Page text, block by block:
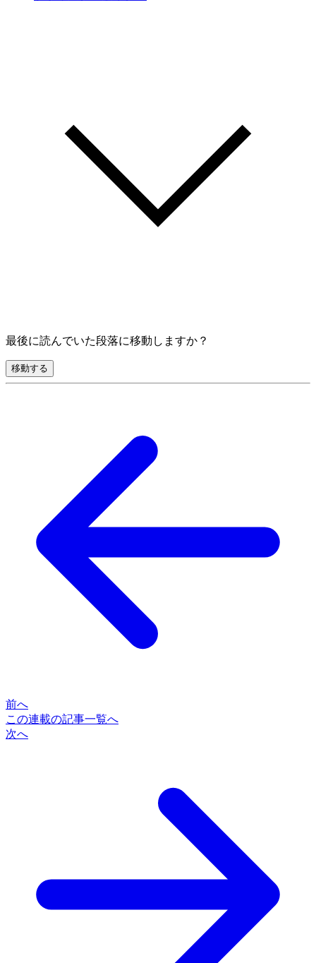
最後に読んでいた段落に移動しますか？
移動する
前へ
この連載の記事一覧へ
次へ